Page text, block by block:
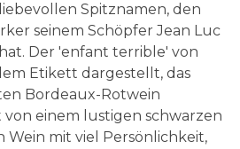
Spitznamen, den
seinem Schöpfer Jean Luc
Der 'enfant terrible' von
Etikett dargestellt, das
Bordeaux-Rotwein
einem lustigen schwarzen
Wein mit viel Persönlichkeit,